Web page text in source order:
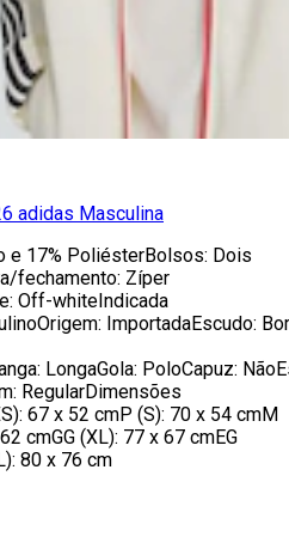
adidas Masculina
e 17% PoliésterBolsos: Dois
fechamento: Zíper
Off-whiteIndicada
ImportadaEscudo:
LongaGola: PoloCapuz:
RegularDimensões
67 x 52 cmP (S): 70 x 54 cmM
cmGG (XL): 77 x 67 cmEG
80 x 76 cm